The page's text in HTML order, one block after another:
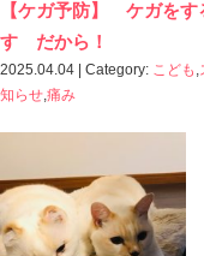
それは・・・
足の踏み 足の着き
なんです。
モートン病になって
どうしてなのか？